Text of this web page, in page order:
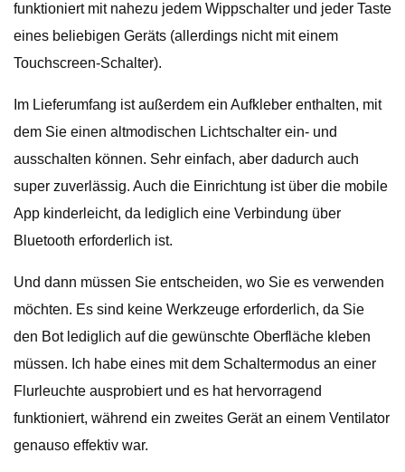
funktioniert mit nahezu jedem Wippschalter und jeder Taste
eines beliebigen Geräts (allerdings nicht mit einem
Touchscreen-Schalter).
Im Lieferumfang ist außerdem ein Aufkleber enthalten, mit
dem Sie einen altmodischen Lichtschalter ein- und
ausschalten können. Sehr einfach, aber dadurch auch
super zuverlässig. Auch die Einrichtung ist über die mobile
App kinderleicht, da lediglich eine Verbindung über
Bluetooth erforderlich ist.
Und dann müssen Sie entscheiden, wo Sie es verwenden
möchten. Es sind keine Werkzeuge erforderlich, da Sie
den Bot lediglich auf die gewünschte Oberfläche kleben
müssen. Ich habe eines mit dem Schaltermodus an einer
Flurleuchte ausprobiert und es hat hervorragend
funktioniert, während ein zweites Gerät an einem Ventilator
genauso effektiv war.